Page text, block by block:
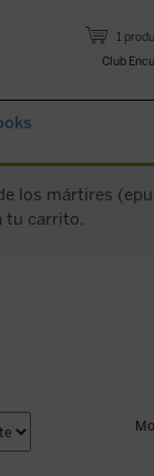
1
Club
los mártires
tu carrito.